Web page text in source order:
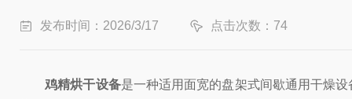
发布时间：2026/3/17 点击次数：74
鸡精烘干设备是一种适用面宽的盘架式间歇通用干燥